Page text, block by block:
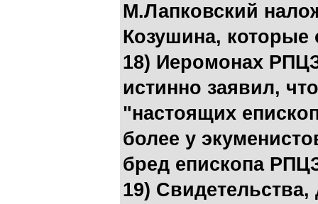
М.Лапковский
Козушина, которые
18) Иеромонах
истинно заявил,
"настоящих
более у
бред епископа
19)